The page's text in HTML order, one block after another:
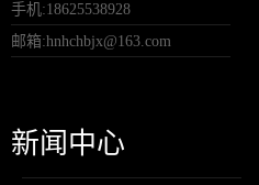
手机:18625538928
邮箱:hnhchbjx@163.com
新闻中心